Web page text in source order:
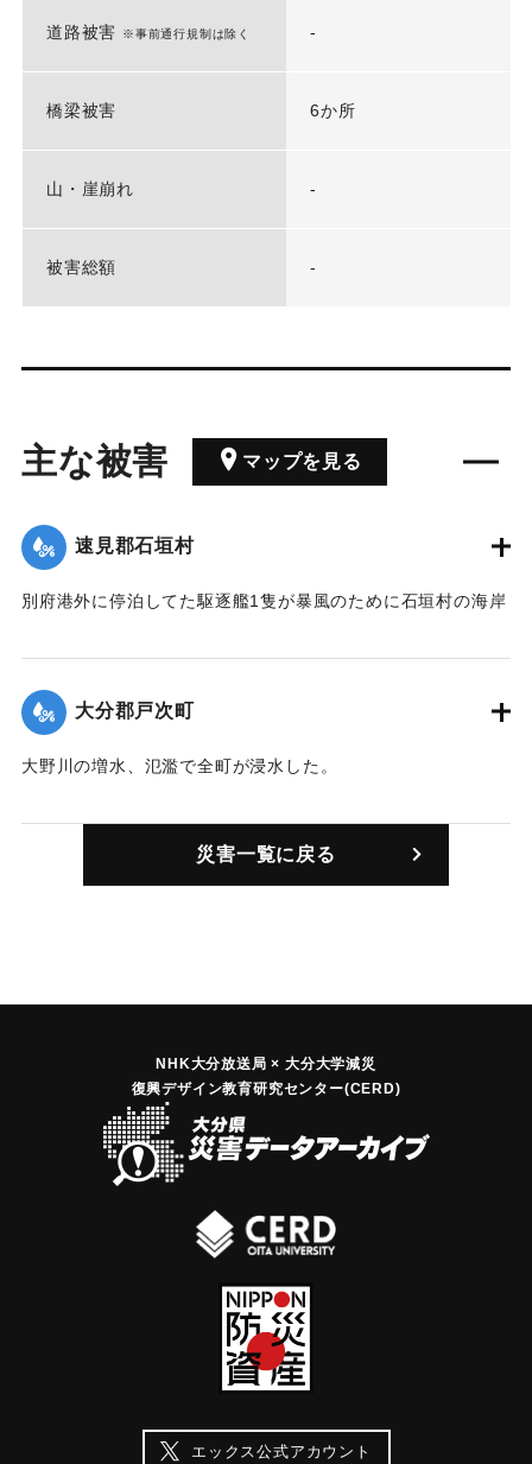
道路被害 ※事前通行規制は除く -
橋梁被害 6か所
山・崖崩れ -
被害総額 -
主な被害 マップを見る
速見郡石垣村
別府港外に停泊してた駆逐艦1隻が暴風のために石垣村の海岸
大分郡戸次町
大野川の増水、氾濫で全町が浸水した。
｜固有コード:00283003
災害一覧に戻る
NHK大分放送局 × 大分大学減災
復興デザイン教育研究センター(CERD)
エックス公式アカウント